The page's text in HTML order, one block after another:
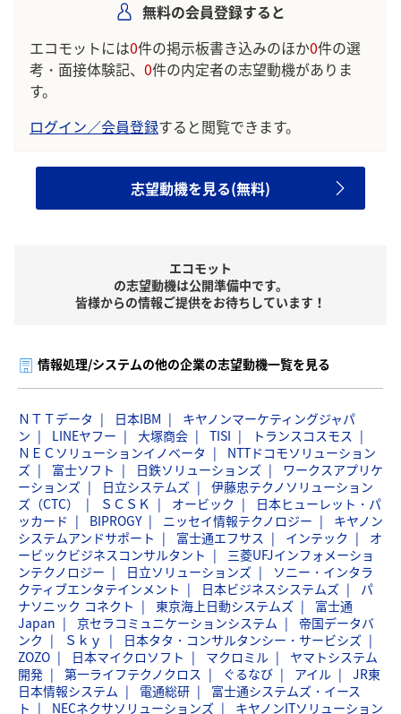
無料の会員登録すると
エコモットには0件の掲示板書き込みのほか0件の選
考・面接体験記、 0件の内定者の志望動機がありま
す。
ログイン／会員登録すると閲覧できます。
志望動機を見る(無料)
エコモット
の志望動機は公開準備中です。
皆様からの情報ご提供をお待ちしています！
情報処理/システムの他の企業の志望動機一覧を見る
ＮＴＴデータ 日本IBM
キヤノンマーケティングジャパ
ン
LINEヤフー 大塚商会 TISI
トランスコスモス
ＮＥＣソリューションイノベータ
NTTドコモソリューション
ズ
富士ソフト 日鉄ソリューションズ
ワークスアプリケ
ーションズ
日立システムズ
伊藤忠テクノソリューション
ズ（CTC）
ＳＣＳＫ オービック
日本ヒューレット・パ
ッカード
BIPROGY ニッセイ情報テクノロジー
キヤノン
システムアンドサポート
富士通エフサス インテック
オ
ービックビジネスコンサルタント
三菱UFJインフォメーショ
ンテクノロジー
日立ソリューションズ
ソニー・インタラ
クティブエンタテインメント
日本ビジネスシステムズ
パ
ナソニック コネクト
東京海上日動システムズ
富士通
Japan
京セラコミュニケーションシステム
帝国データバ
ンク
Ｓｋｙ
日本タタ・コンサルタンシー・サービシズ
ZOZO
日本マイクロソフト マクロミル
ヤマトシステム
開発
第一ライフテクノクロス ぐるなび アイル
JR東
日本情報システム
電通総研
富士通システムズ・イース
ト
NECネクサソリューションズ キヤノンITソリューション